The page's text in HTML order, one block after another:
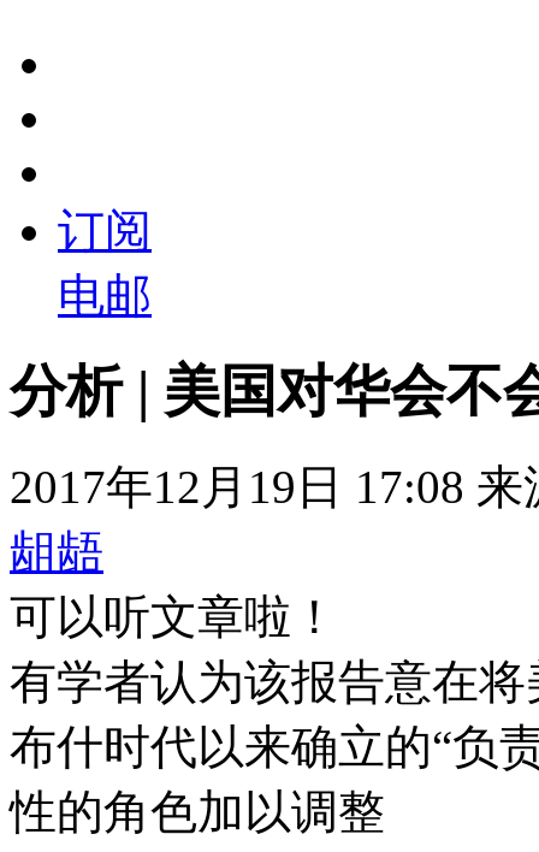
订阅
电邮
分析 | 美国对华会不
2017年12月19日 17:08
龃龉
可以听文章啦！
有学者认为该报告意在
布什时代以来确立的“负
性的角色加以调整